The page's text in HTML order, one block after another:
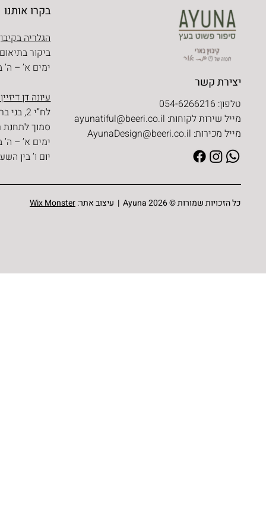
בקרו אותנו
הגלריה
ביקור
ימים א’ – ה’ בין
עיונה דן
לח”י 2, בני ברק
סמוך לתחנת
ימים א’ – ה’ בין
יום ו’ בין השעות 09:30
יצירת קשר
טלפון: 054-6266216
מייל שירות לקוחות: ayunatiful@beeri.co.il
מייל מכירות: AyunaDesign@beeri.co.il
כל הזכויות שמורות © Ayuna 2026 | עיצוב אתר: Wix Monster